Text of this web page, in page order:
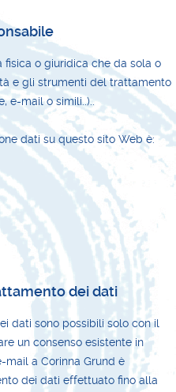
fisica o giuridica che da sola o
e gli strumenti del trattamento
e-mail o simili..)..
dati su questo sito Web è:
dei dati
dati sono possibili solo con il
un consenso esistente in
a Corinna Grund è
dei dati effettuato fino alla